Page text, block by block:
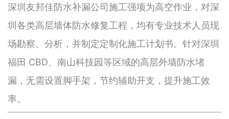
深圳友邦佳防水补漏公司施工强项为高空作业，对深
圳各类高层墙体防水修复工程，均有专业技术人员现
场勘察、分析，并制定定制化施工计划书。针对深圳
福田 CBD、南山科技园等区域的高层外墙防水堵
漏，无需设置脚手架，节约辅助开支，提升施工效
率。